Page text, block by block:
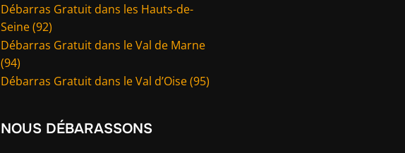
Débarras Gratuit dans les Hauts-de-
Seine (92)
Débarras Gratuit dans le Val de Marne
(94)
Débarras Gratuit dans le Val d’Oise (95)
NOUS DÉBARASSONS